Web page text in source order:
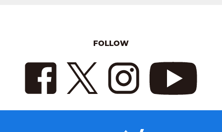
FOLLOW